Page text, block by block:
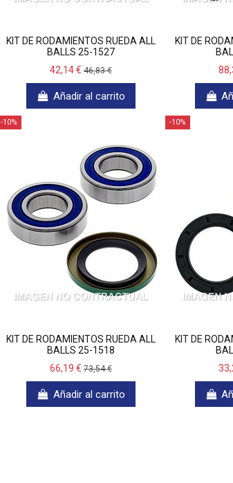
KIT DE RODAMIENTOS RUEDA ALL
BALLS 25-1527
42,14 € 46,83 €
Añadir al carrito
KIT DE
-10%
KIT DE RODAMIENTOS RUEDA ALL
BALLS 25-1518
66,19 € 73,54 €
Añadir al carrito
-10%
KIT DE